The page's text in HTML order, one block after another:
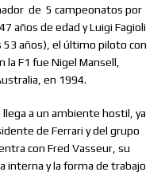
de 5 campeonatos por
años de edad y Luigi Fagioli
53 años), el último piloto con
la F1 fue Nigel Mansell,
en 1994.
a un ambiente hostil, ya
de Ferrari y del grupo
con Fred Vasseur, su
interna y la forma de trabajo